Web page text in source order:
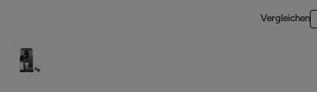
Vergleichen